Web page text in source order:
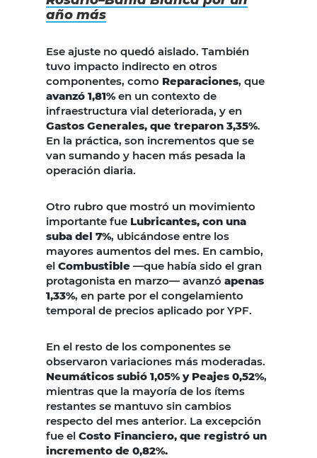
año más
Ese ajuste no quedó aislado. También
tuvo impacto indirecto en otros
componentes, como Reparaciones, que
avanzó 1,81% en un contexto de
infraestructura vial deteriorada, y en
Gastos Generales, que treparon 3,35%.
En la práctica, son incrementos que se
van sumando y hacen más pesada la
operación diaria.
Otro rubro que mostró un movimiento
importante fue Lubricantes, con una
suba del 7%, ubicándose entre los
mayores aumentos del mes. En cambio,
el Combustible —que había sido el gran
protagonista en marzo— avanzó apenas
1,33%, en parte por el congelamiento
temporal de precios aplicado por YPF.
En el resto de los componentes se
observaron variaciones más moderadas.
Neumáticos subió 1,05% y Peajes 0,52%,
mientras que la mayoría de los ítems
restantes se mantuvo sin cambios
respecto del mes anterior. La excepción
fue el Costo Financiero, que registró un
incremento de 0,82%.